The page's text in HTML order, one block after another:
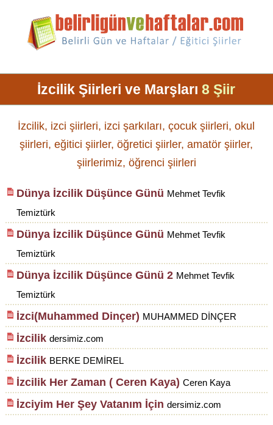
İzcilik Şiirleri ve Marşları8 Şiir
İzcilik, izci şiirleri, izci şarkıları, çocuk şiirleri, okul
şiirleri, eğitici şiirler, öğretici şiirler, amatör şiirler,
şiirlerimiz, öğrenci şiirleri
Dünya İzcilik Düşünce Günü Mehmet Tevfik
Temiztürk
Dünya İzcilik Düşünce Günü Mehmet Tevfik
Temiztürk
Dünya İzcilik Düşünce Günü 2 Mehmet Tevfik
Temiztürk
İzci(Muhammed Dinçer) MUHAMMED DİNÇER
İzcilik dersimiz.com
İzcilik BERKE DEMİREL
İzcilik Her Zaman ( Ceren Kaya) Ceren Kaya
İzciyim Her Şey Vatanım İçin dersimiz.com